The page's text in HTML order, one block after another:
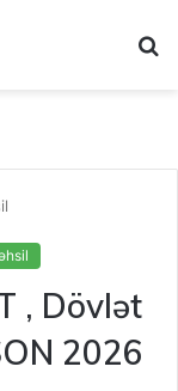
, Dövlət
2026